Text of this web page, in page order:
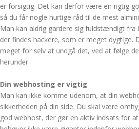
er forsigtig. Det kan derfor være en rigtig
så du får nogle hurtige råd til de mest
Man kan aldrig gardere sig fuldstændigt fra
der findes hackere, som er meget dygtige.
meget for selv at undgå det, ved at følge
herunder.
Din webhosting er vigtig
Man kan ikke komme udenom, at din
sikkerheden på din side. Du skal være
god webhost, der gør en aktiv indsats for